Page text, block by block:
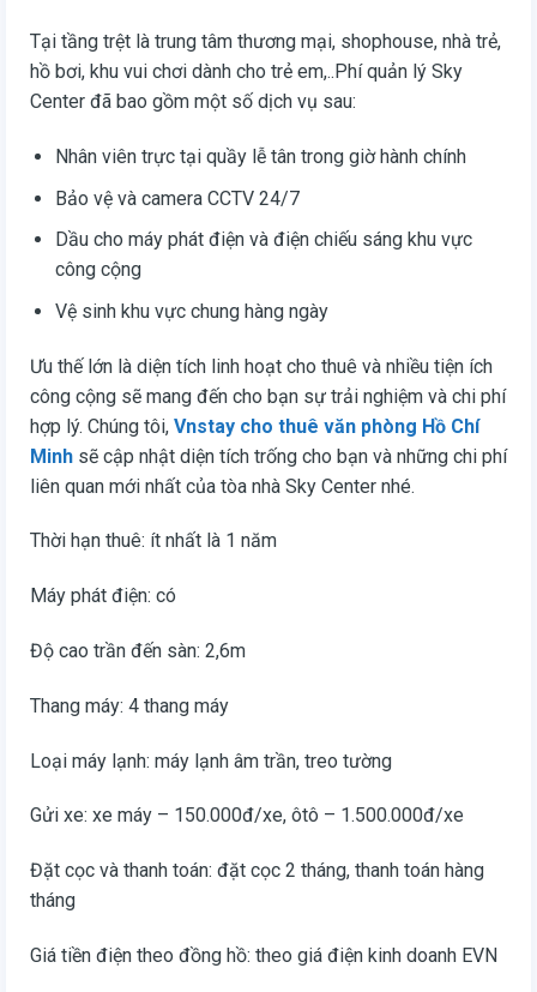
Tại tầng trệt là trung tâm thương mại, shophouse, nhà trẻ,
hồ bơi, khu vui chơi dành cho trẻ em,..Phí quản lý Sky
Center đã bao gồm một số dịch vụ sau:
Nhân viên trực tại quầy lễ tân trong giờ hành chính
Bảo vệ và camera CCTV 24/7
Dầu cho máy phát điện và điện chiếu sáng khu vực
công cộng
Vệ sinh khu vực chung hàng ngày
Ưu thế lớn là diện tích linh hoạt cho thuê và nhiều tiện ích
công cộng sẽ mang đến cho bạn sự trải nghiệm và chi phí
hợp lý. Chúng tôi, Vnstay cho thuê văn phòng Hồ Chí
Minh sẽ cập nhật diện tích trống cho bạn và những chi phí
liên quan mới nhất của tòa nhà Sky Center nhé.
Thời hạn thuê: ít nhất là 1 năm
Máy phát điện: có
Độ cao trần đến sàn: 2,6m
Thang máy: 4 thang máy
Loại máy lạnh: máy lạnh âm trần, treo tường
Gửi xe: xe máy – 150.000đ/xe, ôtô – 1.500.000đ/xe
Đặt cọc và thanh toán: đặt cọc 2 tháng, thanh toán hàng
tháng
Giá tiền điện theo đồng hồ: theo giá điện kinh doanh EVN